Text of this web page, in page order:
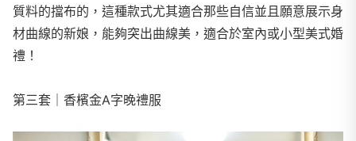
質料的擋布的，這種款式尤其適合那些自信並且願意展示身
材曲線的新娘，能夠突出曲線美，適合於室內或小型美式婚
禮！
第三套｜香檳金A字晚禮服